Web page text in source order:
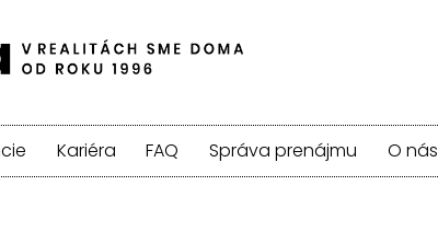
Kariéra FAQ Správa prenájmu O nás